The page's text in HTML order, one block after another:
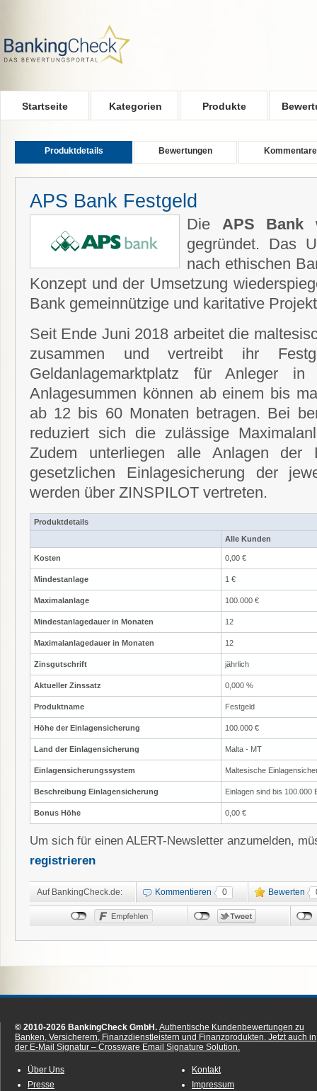
Startseite Kategorien Produkte
Produktdetails Bewertungen Kommentare
APS Bank Festgeld
Die APS Bank
gegründet. Das
nach ethischen
Konzept und der Umsetzung
Bank gemeinnützige und karitative
Seit Ende Juni 2018 arbeitet die
zusammen und vertreibt ihr
Geldanlagemarktplatz für Anleger in
Anlagesummen können ab einem bis
ab 12 bis 60 Monaten betragen. Bei
reduziert sich die zulässige
Zudem unterliegen alle Anlagen der
gesetzlichen Einlagesicherung der
werden über ZINSPILOT vertreten.
Produktdetails
Alle Kunden
Kosten 0,00 €
Mindestanlage 1 €
Maximalanlage 100.000 €
Mindestanlagedauer in Monaten 12
Maximalanlagedauer in Monaten 12
Zinsgutschrift jährlich
Aktueller Zinssatz 0,000 %
Produktname Festgeld
Höhe der Einlagensicherung 100.000 €
Land der Einlagensicherung Malta - MT
Einlagensicherungssystem Maltesische
Beschreibung Einlagensicherung Einlagen sind bis 100.000
Bonus Höhe 0,00 €
Um sich für einen ALERT-Newsletter anzumelden,
registrieren
Auf BankingCheck.de: Kommentieren 0 Bewerten
© 2010-2026 BankingCheck GmbH. Authentische Kundenbewertungen zu
Banken, Versicherern, Finanzdienstleistern und Finanzprodukten. Jetzt auch in
der E-Mail Signatur – Crossware Email Signature Solution.
Über Uns
Presse
Kontakt
Impressum